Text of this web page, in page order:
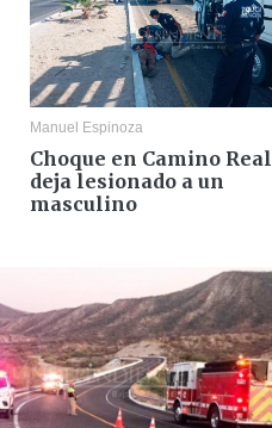
Manuel Espinoza
Choque en Camino Real
deja lesionado a un
masculino